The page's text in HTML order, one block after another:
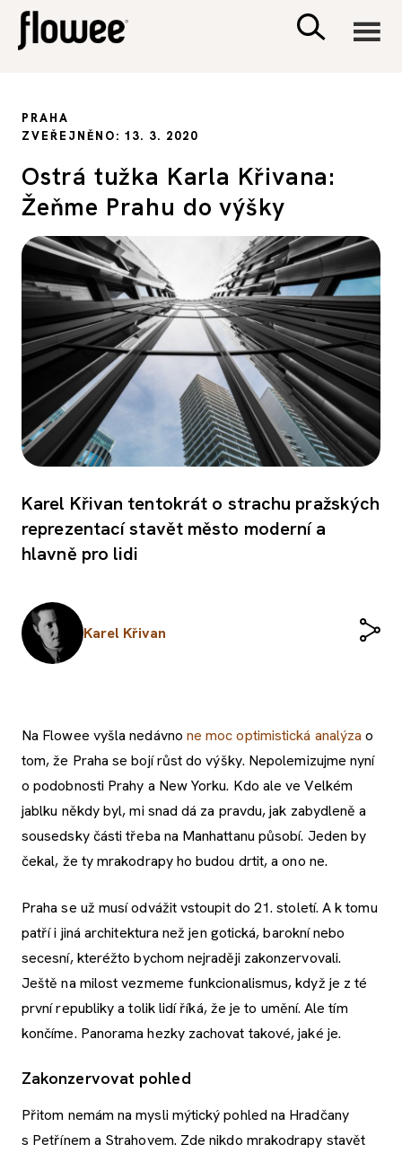
PSYCHOLOGIE
RODINA A DĚTI
SEX A VZTAHY
PORADNA
PRAHA
ZVEŘEJNĚNO: 13. 3. 2020
Ostrá tužka Karla Křivana:
Žeňme Prahu do výšky
Karel Křivan tentokrát o strachu pražských
reprezentací stavět město moderní a
hlavně pro lidi
Karel Křivan
Na Flowee vyšla nedávno ne moc optimistická analýza o
tom, že Praha se bojí růst do výšky. Nepolemizujme nyní
o podobnosti Prahy a New Yorku. Kdo ale ve Velkém
jablku někdy byl, mi snad dá za pravdu, jak zabydleně a
sousedsky části třeba na Manhattanu působí. Jeden by
čekal, že ty mrakodrapy ho budou drtit, a ono ne.
Praha se už musí odvážit vstoupit do 21. století. A k tomu
patří i jiná architektura než jen gotická, barokní nebo
secesní, kteréžto bychom nejraději zakonzervovali.
Ještě na milost vezmeme funkcionalismus, když je z té
první republiky a tolik lidí říká, že je to umění. Ale tím
končíme. Panorama hezky zachovat takové, jaké je.
Zakonzervovat pohled
Přitom nemám na mysli mýtický pohled na Hradčany
s Petřínem a Strahovem. Zde nikdo mrakodrapy stavět